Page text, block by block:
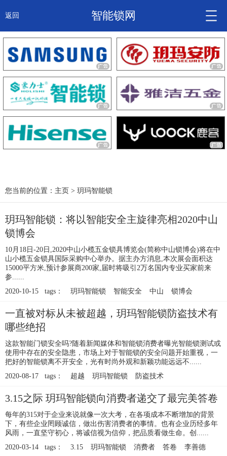
返回 智能锁网
智能锁头条
诚信企业
产品
大咖秀
关于我们
锁信通
您当前的位置： 主页 > 玥玛智能锁
玥玛智能锁：将以智能安全主旋律亮相2020中山
锁博会
10月18日-20日,2020中山小榄五金锁具博览会(简称中山锁博会)将在中
山小榄五金锁具国际采购中心举办。据主办方消息,本次展会面积达
15000平方米,预计参展商200家,届时将吸引2万名国内专业买家前来
参......
2020-10-15 tags：
玥玛智能锁 智能安全 中山 锁博会
一直被对标从未被超越，玥玛智能锁防盗技术有
哪些绝招
这款智能门锁安全吗?随着新闻媒体和智能锁消费者曝光智能锁测试或
使用中存在的安全隐患，市场上对于智能锁的安全问题开始重视，一
把好的智能锁离不开安全，光有时尚外观和新颖功能远远不......
2020-08-17 tags：
超越 玥玛智能锁 防盗技术
3.15之际 玥玛智能锁向消费者递交了最完美答卷
每年的315对于企业来说就像一次大考，在各项成本不断增加的背景
下，有些企业罔顾诚信，做出伤害消费者的事情。也有企业历经多年
风雨，一直坚守初心，将诚信视为信仰，把品质看做生命。创......
2020-03-14 tags：
3.15 玥玛智能锁 消费者 答卷 李善德